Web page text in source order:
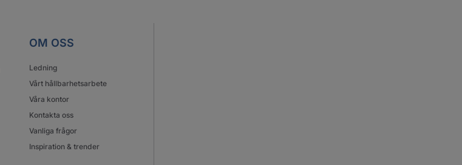
OM OSS
Ledning
Vårt hållbarhetsarbete
Våra kontor
Kontakta oss
Vanliga frågor
Inspiration & trender